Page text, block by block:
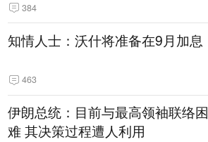
384
知情人士：沃什将准备在9月加息
463
伊朗总统：目前与最高领袖联络困
难 其决策过程遭人利用